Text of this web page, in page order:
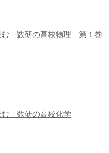
む 数研の高校物理 第１巻
む 数研の高校化学